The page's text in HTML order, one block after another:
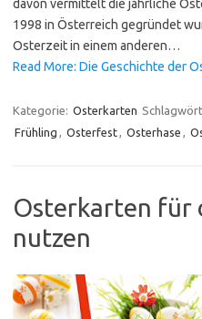
davon vermittelt die jährliche
1998 in Österreich gegründet
Osterzeit in einem anderen…
Read More: Die Geschichte der
Kategorie: Osterkarten
Frühling
Osterfest Osterhase
Osterkarten für
nutzen